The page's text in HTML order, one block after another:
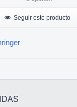
Seguir este producto